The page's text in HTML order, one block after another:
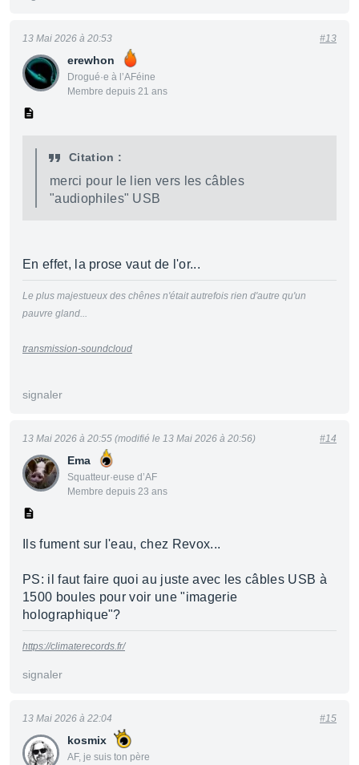
erewhon
Drogué·e à l’AFéine
Membre depuis 21 ans
13 Mai 2026 à 20:53 #13
Citation :
merci pour le lien vers les câbles
"audiophiles" USB
En effet, la prose vaut de l'or...
Le plus majestueux des chênes n'était autrefois rien d'autre qu'un
pauvre gland...
transmission-soundcloud
signaler
Ema
Squatteur·euse d’AF
Membre depuis 23 ans
13 Mai 2026 à 20:55 (modifié le 13 Mai 2026 à 20:56) #14
Ils fument sur l'eau, chez Revox...
PS: il faut faire quoi au juste avec les câbles USB à
1500 boules pour voir une "imagerie
holographique"?
https://climaterecords.fr/
signaler
kosmix
AF, je suis ton père
13 Mai 2026 à 22:04 #15